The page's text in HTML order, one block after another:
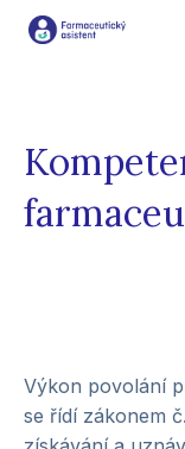
Výkon povolání
se řídí zákonem